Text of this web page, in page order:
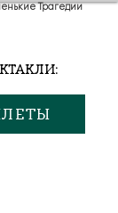
Трагедии